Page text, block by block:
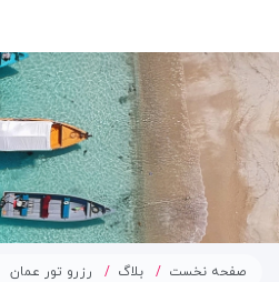
صفحه نخست بلاگ رزرو تور عمان